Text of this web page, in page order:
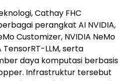
Cathay FHC
perangkat AI NVIDIA,
Customizer, NVIDIA NeMo
LLM, serta
daya komputasi berbasis
Infrastruktur tersebut